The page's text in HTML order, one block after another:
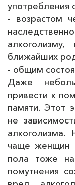
употребления
- возрастом
ближайших
- общим
Даже
привести к
памяти. Этот
не
чаще женщин
пола тоже
помутнения